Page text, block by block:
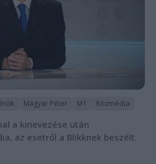
Magyar Péter M1 Közmédia
a kinevezése után
az esetről a Blikknek beszélt.